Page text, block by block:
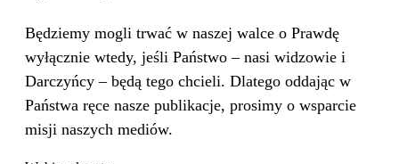
Będziemy mogli trwać w naszej walce o Prawdę
wyłącznie wtedy, jeśli Państwo – nasi widzowie i
Darczyńcy – będą tego chcieli. Dlatego oddając w
Państwa ręce nasze publikacje, prosimy o wsparcie
misji naszych mediów.